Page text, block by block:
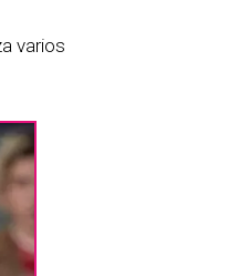
varios